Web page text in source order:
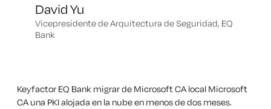
David Yu
Vicepresidente de Arquitectura de Seguridad, EQ
Bank
Keyfactor EQ Bank migrar de Microsoft CA local Microsoft
CA una PKI alojada en la nube en menos de dos meses.